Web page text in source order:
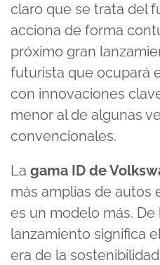
claro que se trata del
acciona de forma
próximo gran
futurista que ocupará
con innovaciones
menor al de algunas
convencionales.
La gama ID de
más amplias de autos
es un modelo más. De
lanzamiento significa
era de la